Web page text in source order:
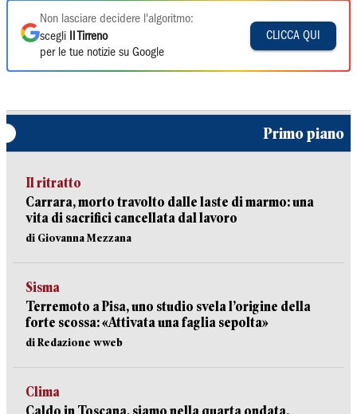
Non lasciare decidere l'algoritmo:
scegli
Il Tirreno
per le tue notizie su Google
CLICCA QUI
Primo piano
Il ritratto
Carrara, morto travolto dalle laste di marmo: una
vita di sacrifici cancellata dal lavoro
di Giovanna Mezzana
Sisma
Terremoto a Pisa, uno studio svela l’origine della
forte scossa: «Attivata una faglia sepolta»
di Redazione wweb
Clima